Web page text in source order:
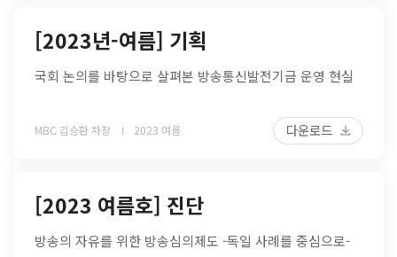
[2023년-여름] 기획
국회 논의를 바탕으로 살펴본 방송통신발전기금 운영 현실
MBC 김승환 차장 2023 여름 다운로드
[2023 여름호] 진단
방송의 자유를 위한 방송심의제도 -독일 사례를 중심으로-